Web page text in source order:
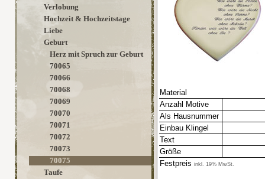
Verlobung
Hochzeit & Hochzeitstage
Liebe
Geburt
Herz mit Spruch zur Geburt
70065
70066
70068
70069
70070
70071
70072
70073
70075
Taufe
Material
Anzahl Motive
Als Hausnummer
Einbau Klingel
Text
Größe
Festpreis inkl. 19% MwSt.